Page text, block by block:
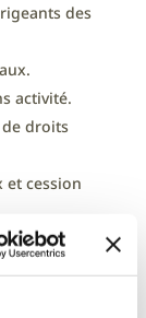
des
activité.
de droits
et cession